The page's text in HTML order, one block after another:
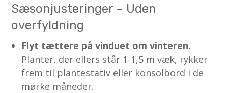
Sæsonjusteringer – Uden
overfyldning
Flyt tættere på vinduet om vinteren.
Planter, der ellers står 1-1,5 m væk, rykker
frem til plantestativ eller konsolbord i de
mørke måneder.